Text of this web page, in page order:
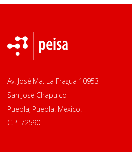
Av. José Ma. La Fragua 10953
San José Chapulco
Puebla, Puebla. México.
C.P. 72590